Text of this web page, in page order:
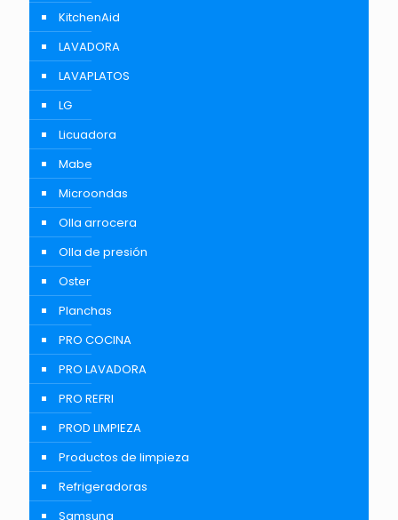
KitchenAid
LAVADORA
LAVAPLATOS
LG
Licuadora
Mabe
Microondas
Olla arrocera
Olla de presión
Oster
Planchas
PRO COCINA
PRO LAVADORA
PRO REFRI
PROD LIMPIEZA
Productos de limpieza
Refrigeradoras
Samsung